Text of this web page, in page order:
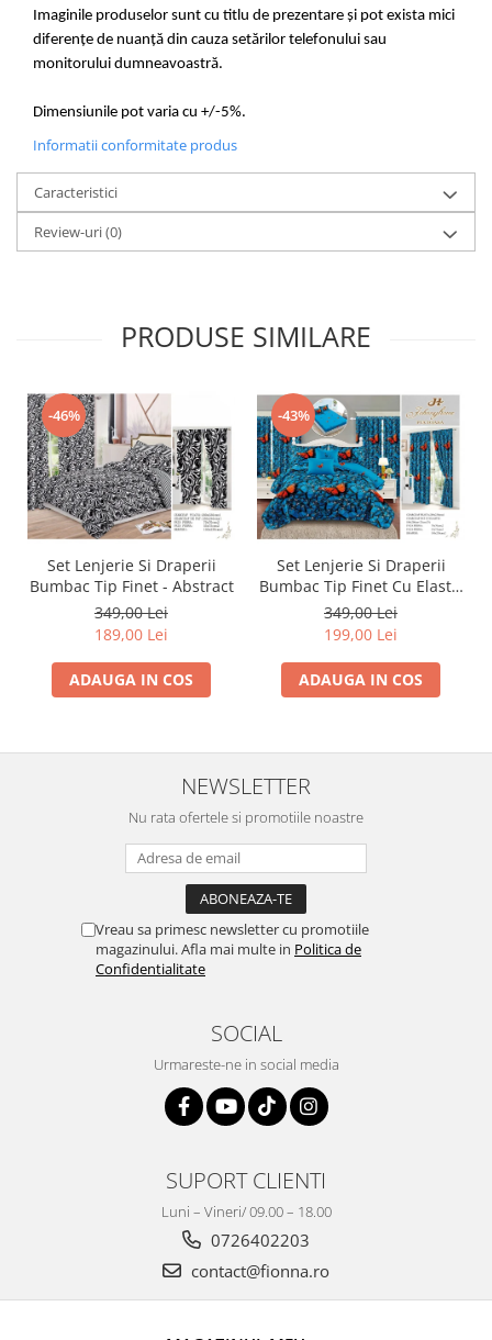
Imaginile produselor sunt cu titlu de prezentare și pot exista mici
diferențe de nuanță din cauza setărilor telefonului sau
monitorului dumneavoastră.
Dimensiunile pot varia cu +/-5%.
Informatii conformitate produs
Caracteristici
Review-uri(0)
PRODUSE SIMILARE
-46%
Set Lenjerie Si Draperii
Bumbac Tip Finet - Abstract
349,00 Lei
189,00 Lei
ADAUGA IN COS
-43%
Set Lenjerie Si Draperii
Bumbac Tip Finet Cu Elastic
- Dansul Fluturilor
349,00 Lei
199,00 Lei
ADAUGA IN COS
NEWSLETTER
Nu rata ofertele si promotiile noastre
Vreau sa primesc newsletter cu promotiile
magazinului. Afla mai multe in Politica de
Confidentialitate
SOCIAL
Urmareste-ne in social media
SUPORT CLIENTI
Luni – Vineri/ 09.00 – 18.00
0726402203
contact@fionna.ro